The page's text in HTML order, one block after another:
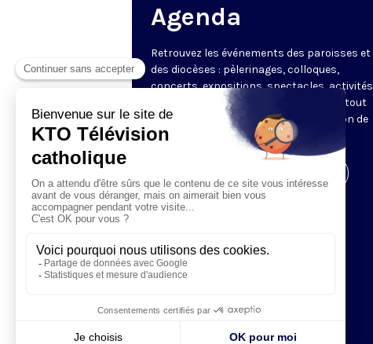
Agenda
Retrouvez les événements des paroisses et
des diocèses : pèlerinages, colloques,
concerts, expositions, spectacles, activités
pour les enfants. Des rendez-vous partout
en France sélectionnés par la rédaction de
KTO.